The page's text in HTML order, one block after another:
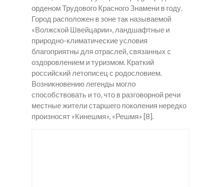
орденом Трудового Красного Знамени в году.
Город расположен в зоне так называемой
«Волжской Швейцарии», ландшафтные и
природно-климатические условия
благоприятны для отраслей, связанных с
оздоровлением и туризмом. Краткий
российский летописец с родословием.
Возникновению легенды могло
способствовать и то, что в разговорной речи
местные жители старшего поколения нередко
произносят «Кинешмя», «Решмя» [8].